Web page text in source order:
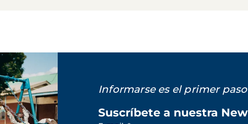
Informarse es el primer
Suscríbete a nuestra